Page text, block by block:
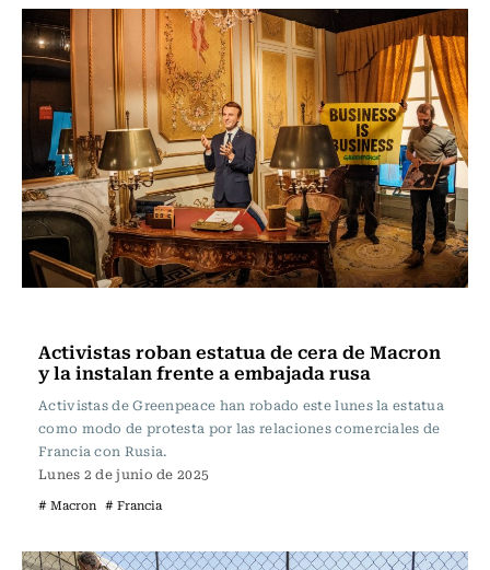
Activistas roban estatua de cera de Macron
y la instalan frente a embajada rusa
Activistas de Greenpeace han robado este lunes la estatua
como modo de protesta por las relaciones comerciales de
Francia con Rusia.
Lunes 2 de junio de 2025
# Macron # Francia